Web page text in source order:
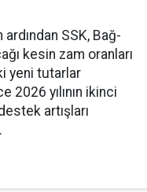
SSK, Bağ-
kesin zam oranları
yeni tutarlar
2026 yılının ikinci
artışları